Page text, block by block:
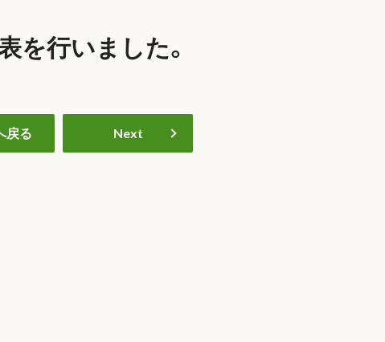
を行いました。
Next
戻る